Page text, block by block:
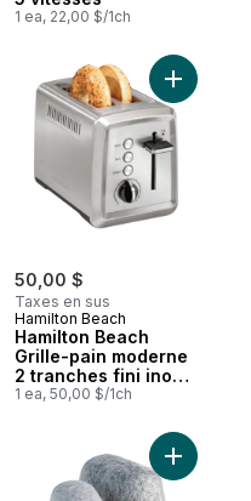
1 ea, 22,00 $/1ch
à air chaud – 4,2 L au
50,00 $
Taxes en sus
Hamilton Beach
Hamilton Beach
Grille-pain moderne
2 tranches fini inox
22794C
1 ea, 50,00 $/1ch
Ajouter
- Gingembre au panier
Ajouter